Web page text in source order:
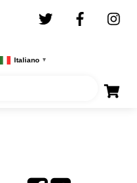
Twitter
Italiano ▼